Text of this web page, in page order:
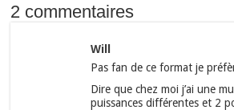
2 commentaires
Will
Pas fan de ce format je
Dire que chez moi j’ai une
puissances différentes et 2